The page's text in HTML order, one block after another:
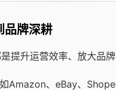
品牌深耕
提升运营效率、放大品牌
Amazon、eBay、